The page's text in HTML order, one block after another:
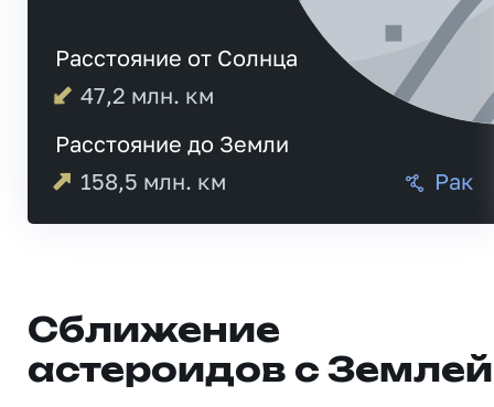
Расстояние от Солнца
47,2 млн. км
Расстояние до Земли
158,5 млн. км Рак
Сближение
астероидов с Землей